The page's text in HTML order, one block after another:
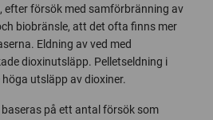
efter försök med samförbränning av
biobränsle, att det ofta finns mer
Eldning av ved med
dioxinutsläpp. Pelletseldning i
utsläpp av dioxiner.
på ett antal försök som